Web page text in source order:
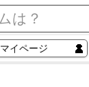
マイページ